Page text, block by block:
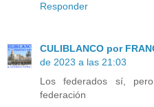
Responder
CULIBLANCO por
de 2023 a las 21:03
Los federados sí,
federación